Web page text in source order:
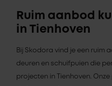
Ruim aanbod
in Tienhoven
Bij Skodora vind je een ruim
deuren en schuifpuien die
projecten in Tienhoven.